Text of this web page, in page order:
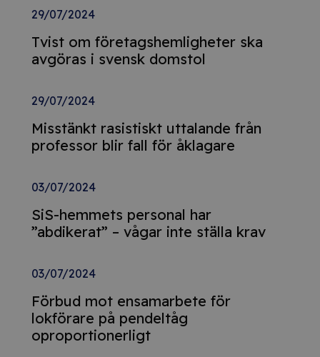
29/07/2024
Tvist om företagshemligheter ska
avgöras i svensk domstol
29/07/2024
Misstänkt rasistiskt uttalande från
professor blir fall för åklagare
03/07/2024
SiS-hemmets personal har
”abdikerat” – vågar inte ställa krav
03/07/2024
Förbud mot ensamarbete för
lokförare på pendeltåg
oproportionerligt